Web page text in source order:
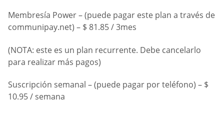
Membresía Power – (puede pagar este plan a través de
communipay.net) – $ 81.85 / 3mes
(NOTA: este es un plan recurrente. Debe cancelarlo
para realizar más pagos)
Suscripción semanal – (puede pagar por teléfono) – $
10.95 / semana